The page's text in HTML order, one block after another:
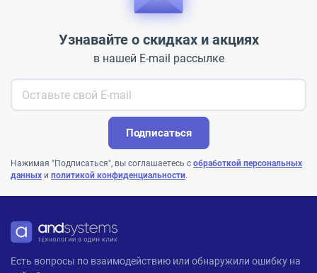
Узнавайте о скидках и акциях
в нашей E-mail рассылке
Подписаться
Нажимая "Подписаться", вы соглашаетесь с обработкой персональных
данных и политикой конфиденциальности.
ANDPRO
Есть вопросы по взаимодействию или обнаружили ошибку на